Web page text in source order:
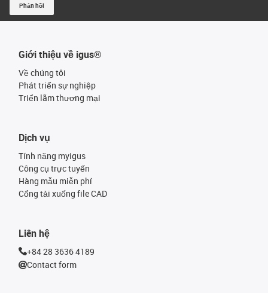
Phản hồi
Giới thiệu về igus®
Về chúng tôi
Phát triển sự nghiệp
Triển lãm thương mại
Dịch vụ
Tính năng myigus
Công cụ trực tuyến
Hàng mẫu miễn phí
Cổng tải xuống file CAD
Liên hệ
+84 28 3636 4189
Contact form